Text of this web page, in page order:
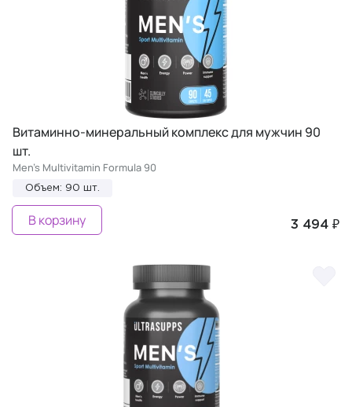
Витаминно-минеральный комплекс для мужчин 90
шт.
Men's Multivitamin Formula 90
Объем: 90 шт.
3 494 ₽
В корзину